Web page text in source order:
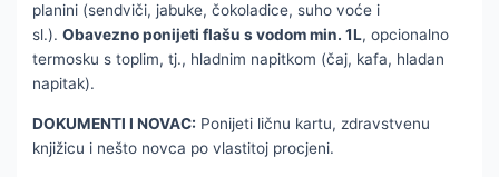
planini (sendviči, jabuke, čokoladice, suho voće i
sl.).Obavezno ponijeti flašu s vodom min. 1L, opcionalno
termosku s toplim, tj., hladnim napitkom (čaj, kafa, hladan
napitak).
DOKUMENTI I NOVAC: Ponijeti ličnu kartu, zdravstvenu
knjižicu i nešto novca po vlastitoj procjeni.